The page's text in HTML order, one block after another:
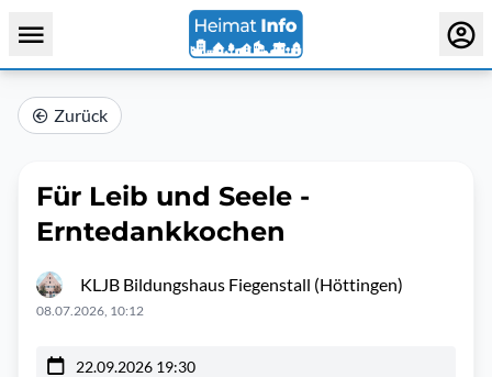
Zurück
Für Leib und Seele -
Erntedankkochen
KLJB Bildungshaus Fiegenstall (Höttingen)
08.07.2026, 10:12
22.09.2026 19:30